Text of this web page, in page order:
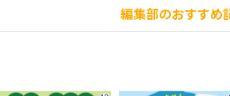
編集部のおすすめ